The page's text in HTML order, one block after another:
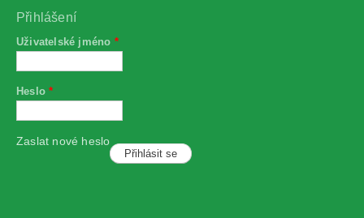
Přihlášení
Uživatelské jméno *
Heslo*
Zaslat nové heslo